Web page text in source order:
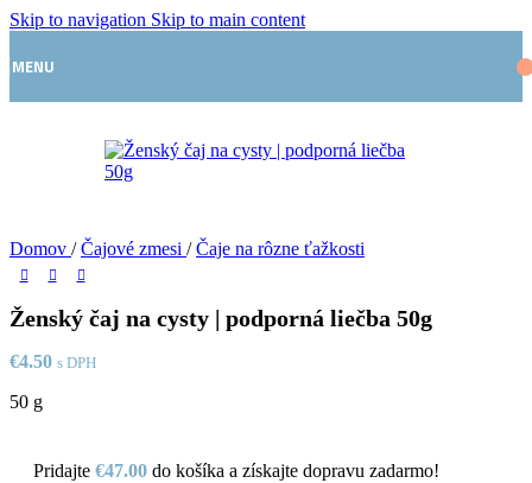
Skip to navigation Skip to main content
MENU
Domov / Čajové zmesi / Čaje na rôzne ťažkosti
Ženský čaj na cysty | podporná liečba 50g
€4.50 s DPH
50 g
Pridajte €47.00 do košíka a získajte dopravu zadarmo!